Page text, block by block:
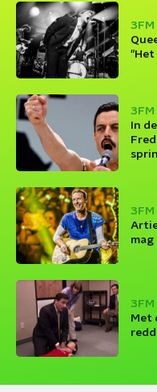
3FM
"Het
3FM
In
3FM
mag
Met